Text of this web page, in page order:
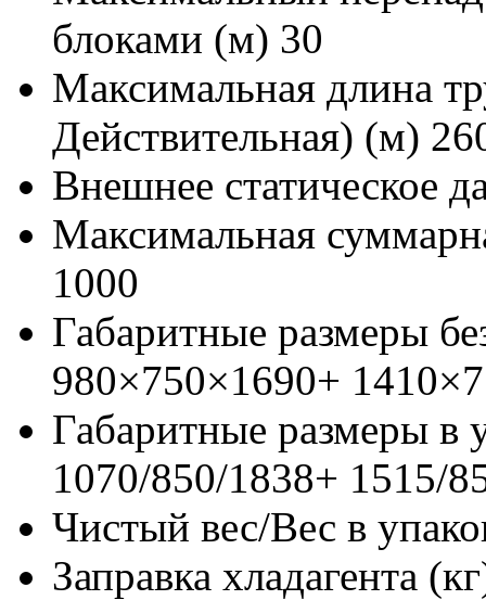
блоками (м) 30
Максимальная длина
Действительная) (м)
Внешнее статическое
Максимальная
1000
Габаритные размеры
980×750×1690+
Габаритные размеры
1070/850/1838+ 1515/
Чистый вес/Вес в
Заправка хладагента